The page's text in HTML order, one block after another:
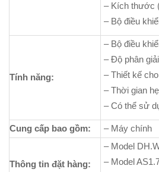
– Kích thước
– Bộ điều
Tính năng:
– Bộ điều
– Độ phân
– Thiết kế
– Thời gian
– Có thể sử
Cung cấp bao gồm: – Máy chính
Thông tin đặt hàng:
– Model
– Model